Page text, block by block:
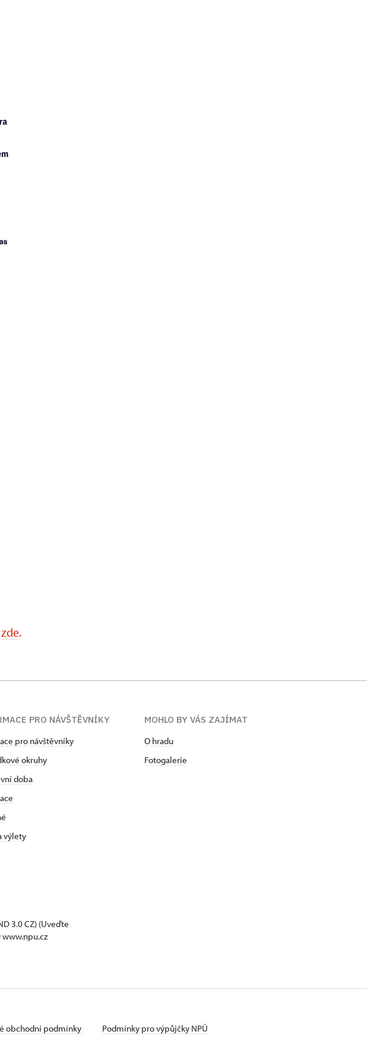
zde.
PRO NÁVŠTĚVNÍKY
pro návštěvníky
okruhy
doba
výlety
MOHLO BY VÁS ZAJÍMAT
O hradu
Fotogalerie
3.0 CZ) (Uveďte
www.npu.cz
obchodní podmínky
Podmínky pro výpůjčky NPÚ